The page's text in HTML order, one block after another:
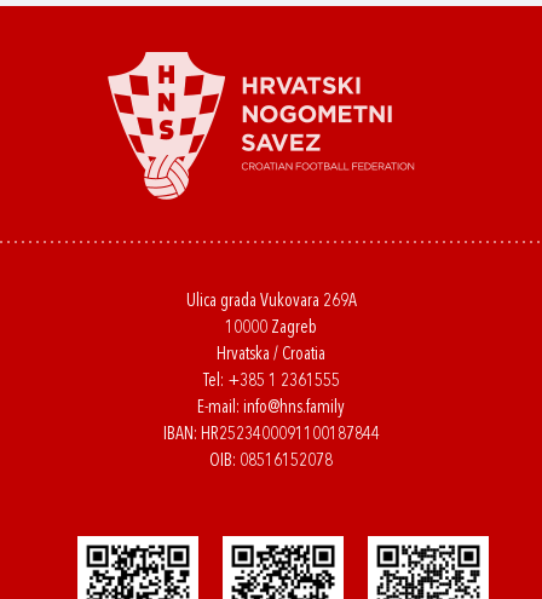
Ulica grada Vukovara 269A
10000 Zagreb
Hrvatska / Croatia
Tel: +385 1 2361555
E-mail: info@hns.family
IBAN: HR2523400091100187844
OIB: 08516152078